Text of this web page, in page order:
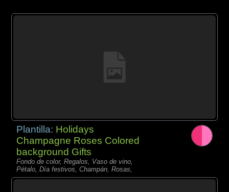
Plantilla: Holidays
Champagne Roses Colored
background Gifts
Fondo de color, Regalos, Vaso de vino,
Pétalo, Día festivos, Champán, Rosas,